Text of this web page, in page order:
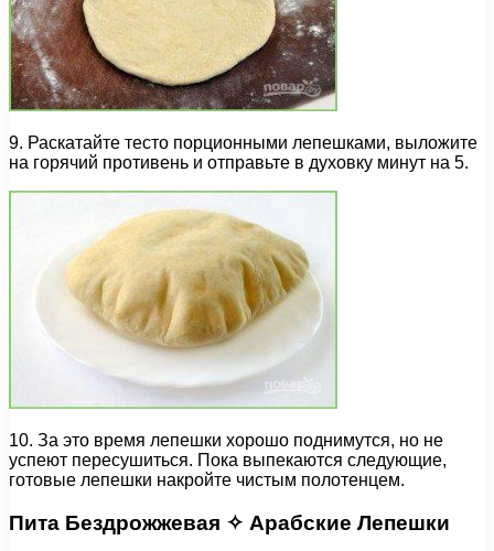
9. Раскатайте тесто порционными лепешками, выложите
на горячий противень и отправьте в духовку минут на 5.
10. За это время лепешки хорошо поднимутся, но не
успеют пересушиться. Пока выпекаются следующие,
готовые лепешки накройте чистым полотенцем.
Пита Бездрожжевая ✧ Арабские Лепешки